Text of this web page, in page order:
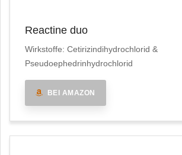
Reactine duo
Wirkstoffe: Cetirizindihydrochlorid &
Pseudoephedrinhydrochlorid
BEI AMAZON